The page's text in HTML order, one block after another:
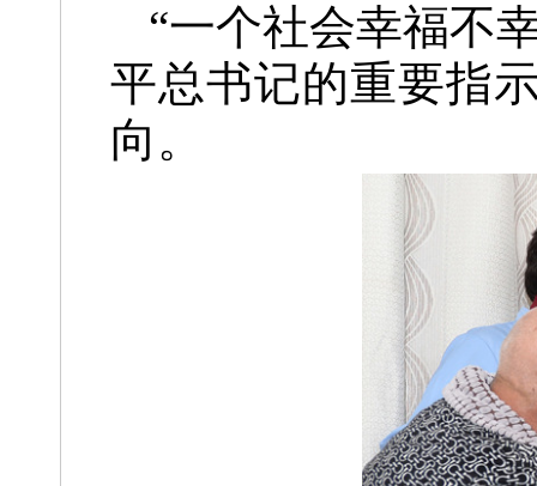
“一个社会幸福不
平总书记的重要指
向。